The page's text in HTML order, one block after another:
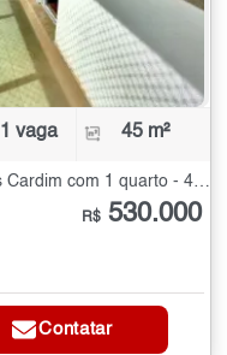
1 vaga 45 m²
R$ 530.000
Contatar